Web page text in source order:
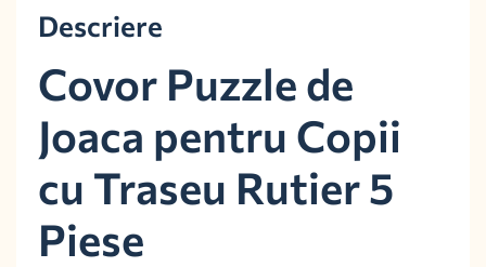
Descriere
Covor Puzzle de
Joaca pentru Copii
cu Traseu Rutier 5
Piese